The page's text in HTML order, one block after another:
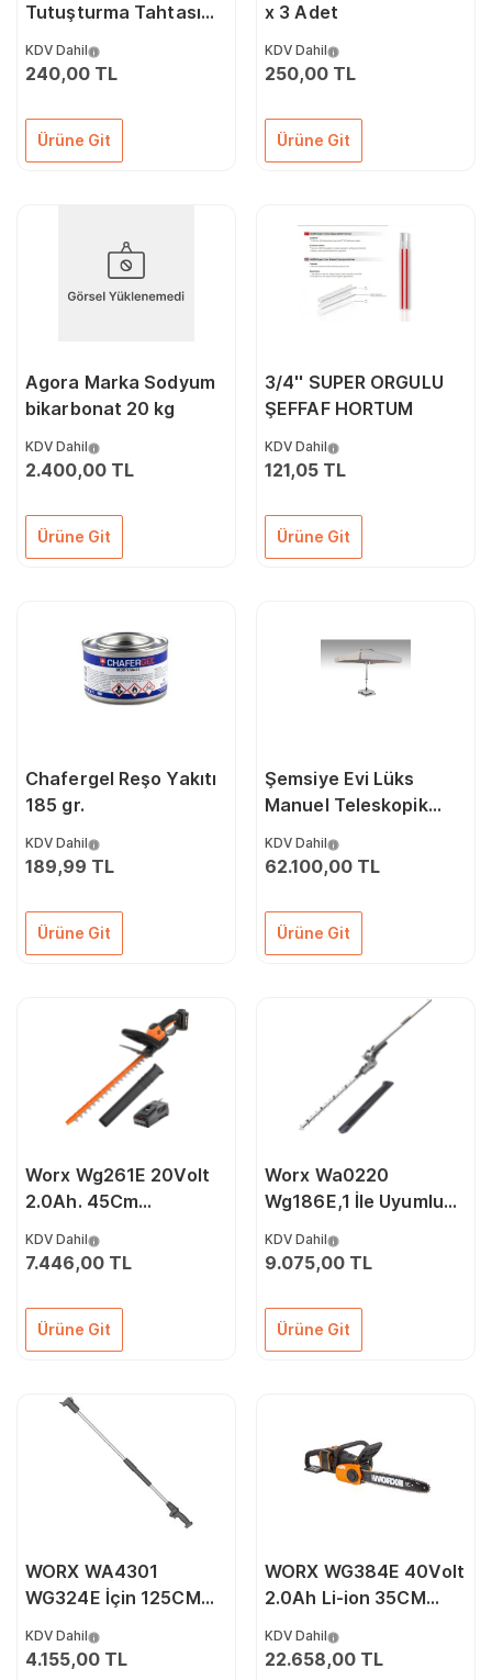
Tutuşturma Tahtası
KDV Dahil
240,00 TL
Ürüne Git
x 3 Adet
KDV Dahil
250,00 TL
Ürüne Git
Agora Marka Sodyum
bikarbonat 20 kg
KDV Dahil
2.400,00 TL
Ürüne Git
3/4'' SUPER ORGULU
ŞEFFAF HORTUM
KDV Dahil
121,05 TL
Ürüne Git
Chafergel Reşo Yakıtı
185 gr.
KDV Dahil
189,99 TL
Ürüne Git
Şemsiye Evi Lüks
Manuel Teleskopik
300/8
KDV Dahil
62.100,00 TL
Ürüne Git
Worx Wg261E 20Volt
2.0Ah. 45Cm
Budama
KDV Dahil
7.446,00 TL
Ürüne Git
Worx Wa0220
Wg186E,1 İle Uyumlu
Uzatmalı Açı Ayarlı Çit
KDV Dahil
9.075,00 TL
Ürüne Git
WORX WA4301
WG324E İçin 125CM
Aparatı
KDV Dahil
4.155,00 TL
WORX WG384E 40Volt
2.0Ah Li-ion 35CM
Kömürsüz Zincirli
KDV Dahil
22.658,00 TL